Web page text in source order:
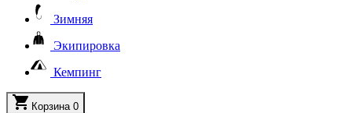
Зимняя
Экипировка
Кемпинг
Корзина 0